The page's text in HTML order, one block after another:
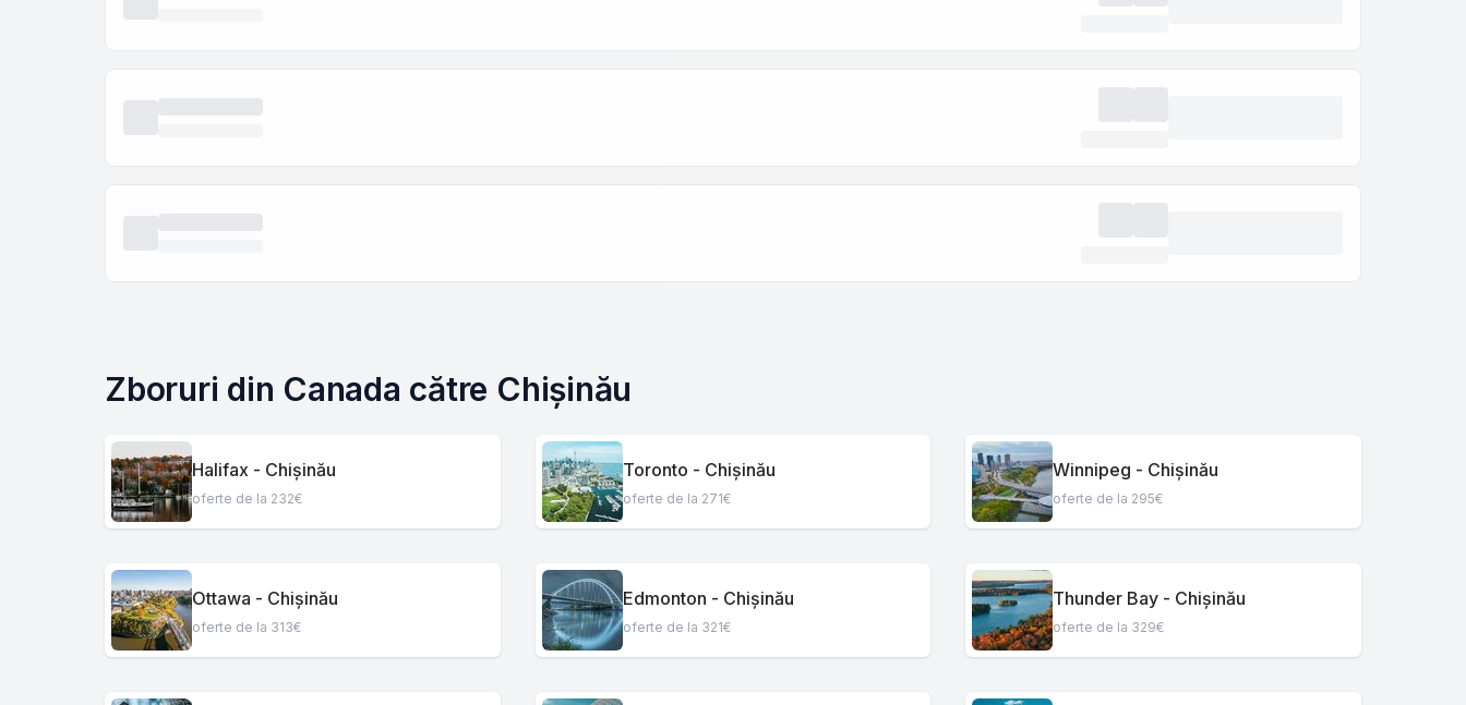
Zboruri din Canada către Chișinău
Halifax - Chișinău
oferte de la 232€
Toronto - Chișinău
oferte de la 271€
Winnipeg - Chișinău
oferte de la 295€
Ottawa - Chișinău
oferte de la 313€
Edmonton - Chișinău
oferte de la 321€
Thunder Bay - Chișinău
oferte de la 329€